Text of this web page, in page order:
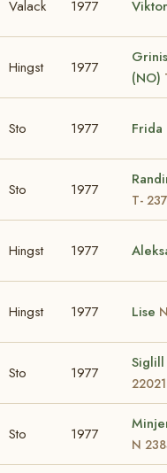
Valack 1977
Hingst 1977
(NO)
Sto 1977 Frida
Sto 1977
T-
Hingst 1977
Hingst 1977 Lise
Sto 1977
22021
Sto 1977
N